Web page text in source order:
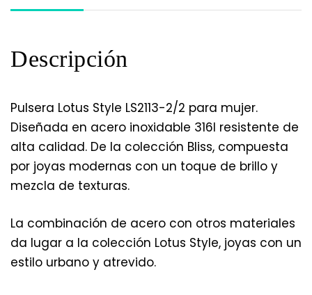
Descripción
Pulsera Lotus Style LS2113-2/2 para mujer.
Diseñada en acero inoxidable 316l resistente de
alta calidad. De la colección Bliss, compuesta
por joyas modernas con un toque de brillo y
mezcla de texturas.
La combinación de acero con otros materiales
da lugar a la colección Lotus Style, joyas con un
estilo urbano y atrevido.